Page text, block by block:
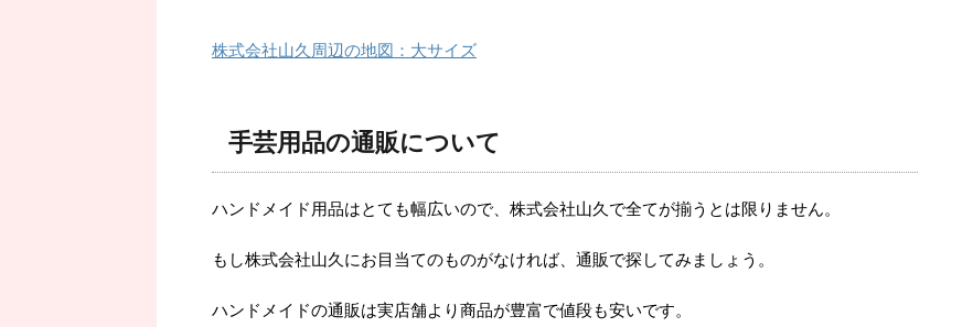
株式会社山久周辺の地図：大サイズ
手芸用品の通販について
ハンドメイド用品はとても幅広いので、株式会社山久で全てが揃うとは限りません。
もし株式会社山久にお目当てのものがなければ、通販で探してみましょう。
ハンドメイドの通販は実店舗より商品が豊富で値段も安いです。